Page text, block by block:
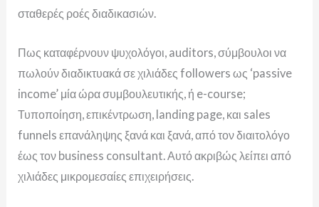
σταθερές ροές διαδικασιών.
Πως καταφέρνουν ψυχολόγοι, auditors, σύμβουλοι να
πωλούν διαδικτυακά σε χιλιάδες followers ως ‘passive
income’ μία ώρα συμβουλευτικής, ή e-course;
Τυποποίηση, επικέντρωση, landing page, και sales
funnels επανάληψης ξανά και ξανά, από τον διαιτολόγο
έως τον business consultant. Αυτό ακριβώς λείπει από
χιλιάδες μικρομεσαίες επιχειρήσεις.